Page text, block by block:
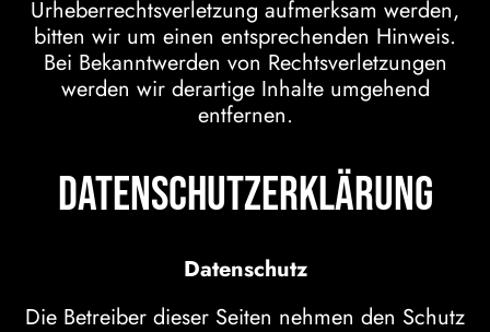
Urheberrechtsverletzung aufmerksam werden,
bitten wir um einen entsprechenden Hinweis.
Bei Bekanntwerden von Rechtsverletzungen
werden wir derartige Inhalte umgehend
entfernen.
Datenschutzerklärung
Datenschutz
Die Betreiber dieser Seiten nehmen den Schutz